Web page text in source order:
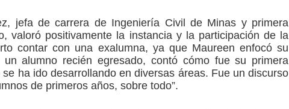
jefa de carrera de Ingeniería Civil de Minas y primera
valoró positivamente la instancia y la participación de la
contar con una exalumna, ya que Maureen enfocó su
alumno recién egresado, contó cómo fue su primera
ha ido desarrollando en diversas áreas. Fue un discurso
de primeros años, sobre todo”.